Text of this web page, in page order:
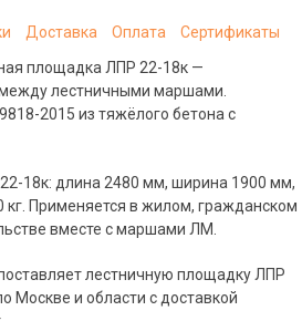
Доставка Оплата
Сертификаты
площадка ЛПР 22-18к —
лестничными маршами.
2015 из тяжёлого бетона с
18к: длина 2480 мм, ширина 1900 мм,
кг. Применяется в жилом, гражданском
вместе с маршами ЛМ.
лестничную площадку ЛПР
Москве и области с доставкой